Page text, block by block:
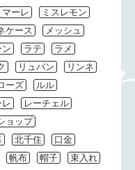
マーレ
ミスレモン
ケース
メッシュ
ラテ
ラメ
リュバン
リンネ
ーズ
ルル
レ
レーチェル
ョップ
北千住
口金
帆布 帽子
束入れ